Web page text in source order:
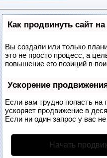
Как продвинуть сайт
Вы создали или только
это не просто процесс, а
повышение его позиций в
Ускорение
Если вам трудно попасть на
ускоряет продвижение в
Если ни один запрос у вас
Начать